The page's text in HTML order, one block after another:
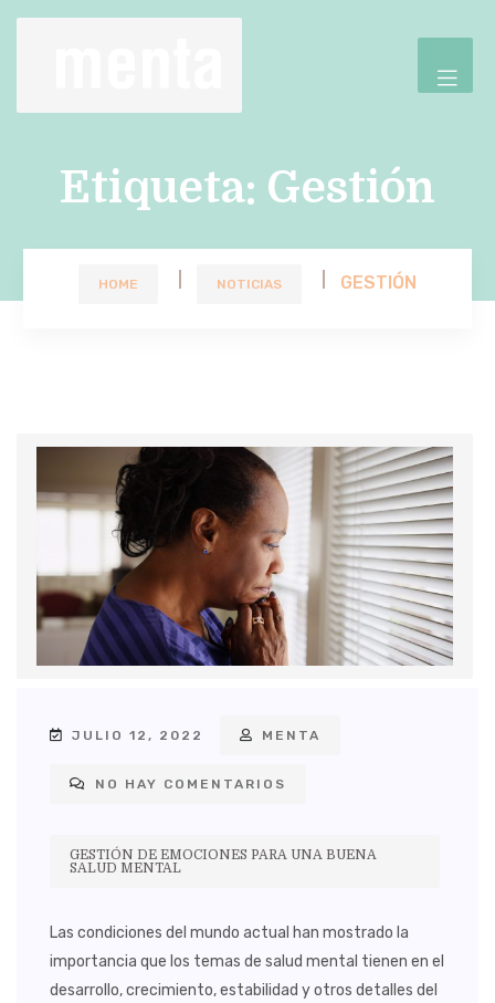
Etiqueta: Gestión
HOME NOTICIAS GESTIÓN
JULIO 12, 2022 MENTA
NO HAY COMENTARIOS
GESTIÓN DE EMOCIONES PARA UNA BUENA
SALUD MENTAL
Las condiciones del mundo actual han mostrado la
importancia que los temas de salud mental tienen en el
desarrollo, crecimiento, estabilidad y otros detalles del